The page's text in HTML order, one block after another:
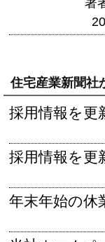
住宅産業新聞社
採用情報を更
採用情報を更
年末年始の休